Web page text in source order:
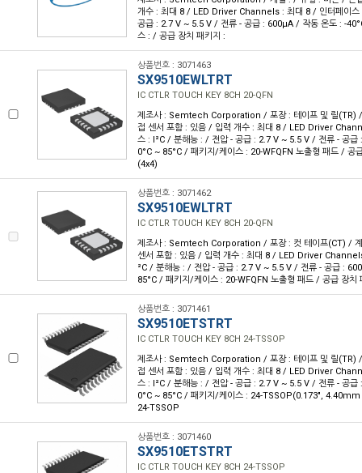
개수 : 최대 8 / LED Driver Channels : 최대 8 / 인터페이스
공급 : 2.7 V ~ 5.5 V / 전류 - 공급 : 600µA / 작동 온도 : -
스 : / 공급 장치 패키지 :
상품번호 : 3071463
SX9510EWLTRT
IC CTLR TOUCH KEY 8CH 20-QFN
제조사 : Semtech Corporation / 포장 : 테이프 및 릴(TR)
접 센서 포함 : 있음 / 입력 개수 : 최대 8 / LED Driver
스 : I²C / 분해능 : / 전압 - 공급 : 2.7 V ~ 5.5 V / 전류 - 공
0°C ~ 85°C / 패키지/케이스 : 20-WFQFN 노출형 패드 / 공
(4x4)
상품번호 : 3071462
SX9510EWLTRT
IC CTLR TOUCH KEY 8CH 20-QFN
제조사 : Semtech Corporation / 포장 : 컷 테이프(CT) /
센서 포함 : 있음 / 입력 개수 : 최대 8 / LED Driver
²C / 분해능 : / 전압 - 공급 : 2.7 V ~ 5.5 V / 전류 - 공급 :
85°C / 패키지/케이스 : 20-WFQFN 노출형 패드 / 공급 장치
상품번호 : 3071461
SX9510ETSTRT
IC CTLR TOUCH KEY 8CH 24-TSSOP
제조사 : Semtech Corporation / 포장 : 테이프 및 릴(TR)
접 센서 포함 : 있음 / 입력 개수 : 최대 8 / LED Driver
스 : I²C / 분해능 : / 전압 - 공급 : 2.7 V ~ 5.5 V / 전류 - 공
0°C ~ 85°C / 패키지/케이스 : 24-TSSOP(0.173", 4.40mm
24-TSSOP
상품번호 : 3071460
SX9510ETSTRT
IC CTLR TOUCH KEY 8CH 24-TSSOP